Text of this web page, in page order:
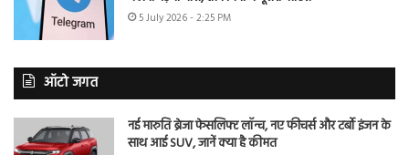
5 July 2026 - 2:25 PM
ऑटो जगत
नई मारुति ब्रेजा फेसलिफ्ट लॉन्च, नए फीचर्स और टर्बो इंजन के
साथ आई SUV, जानें क्या है कीमत